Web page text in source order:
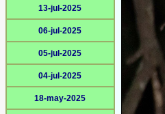
13-jul-2025
06-jul-2025
05-jul-2025
04-jul-2025
18-may-2025